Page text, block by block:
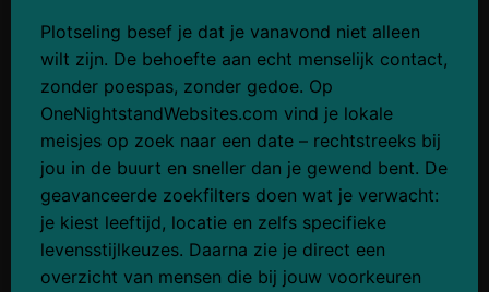
Plotseling besef je dat je vanavond niet alleen
wilt zijn. De behoefte aan echt menselijk contact,
zonder poespas, zonder gedoe. Op
OneNightstandWebsites.com vind je lokale
meisjes op zoek naar een date – rechtstreeks bij
jou in de buurt en sneller dan je gewend bent. De
geavanceerde zoekfilters doen wat je verwacht:
je kiest leeftijd, locatie en zelfs specifieke
levensstijlkeuzes. Daarna zie je direct een
overzicht van mensen die bij jouw voorkeuren